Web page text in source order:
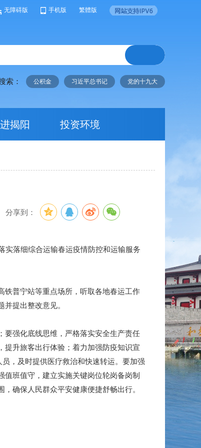
无障碍版 手机版 繁體版
索： 公积金 习近平总书记 党的十九大
揭阳 投资环境
分享到：
落细综合运输春运疫情防控和运输服务
普宁站等重点场所，听取各地春运工作
提出整改意见。
强化底线思维，严格落实安全生产责任
提升旅客出行体验；着力加强防疫知识宣
，及时提供医疗救治和快速转运。要加强
班值守，建立实施关键岗位轮岗备岗制
确保人民群众平安健康便捷舒畅出行。